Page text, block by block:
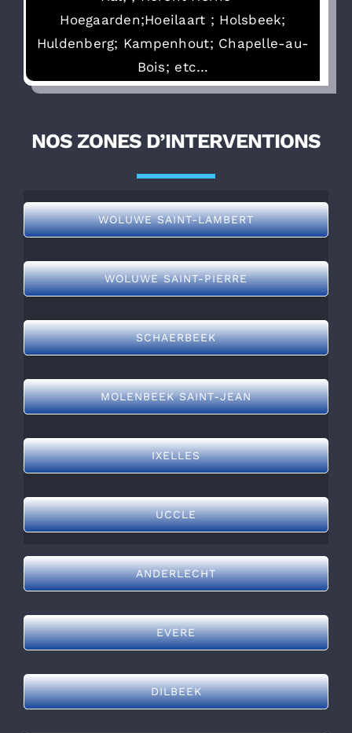
Hoegaarden;Hoeilaart ; Holsbeek;
Huldenberg; Kampenhout; Chapelle-au-
Bois; etc…
NOS ZONES D’INTERVENTIONS
WOLUWE SAINT-LAMBERT
WOLUWE SAINT-PIERRE
SCHAERBEEK
MOLENBEEK SAINT-JEAN
IXELLES
UCCLE
ANDERLECHT
EVERE
DILBEEK